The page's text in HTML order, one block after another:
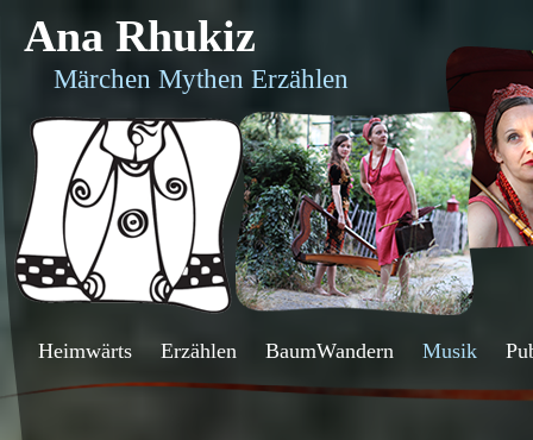
Ana Rhukiz
Märchen Mythen Erzählen
Heimwärts Erzählen BaumWandern Musik